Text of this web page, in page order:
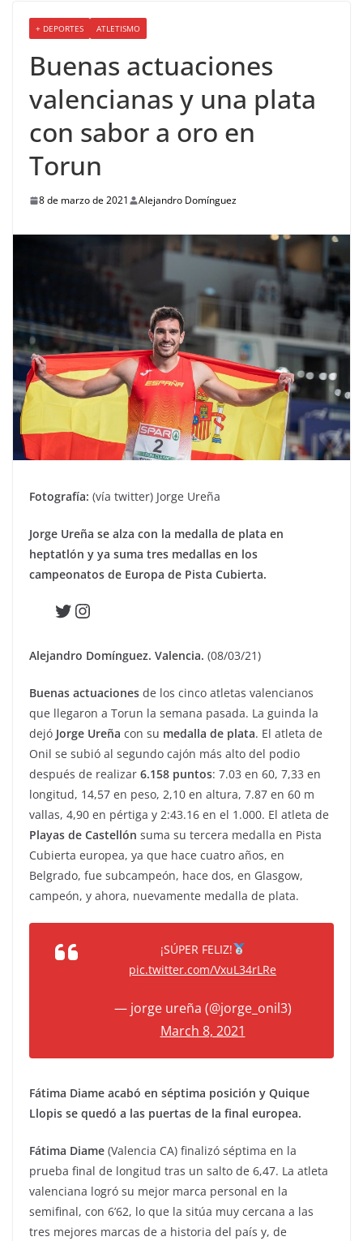
+ DEPORTES ATLETISMO
Buenas actuaciones
valencianas y una plata
con sabor a oro en
Torun
8 de marzo de 2021 Alejandro Domínguez
Fotografía: (vía twitter) Jorge Ureña
Jorge Ureña se alza con la medalla de plata en
heptatlón y ya suma tres medallas en los
campeonatos de Europa de Pista Cubierta.
Twitter
Instagram
Alejandro Domínguez. Valencia. (08/03/21)
Buenas actuaciones de los cinco atletas valencianos
que llegaron a Torun la semana pasada. La guinda la
dejó Jorge Ureña con su medalla de plata. El atleta de
Onil se subió al segundo cajón más alto del podio
después de realizar 6.158 puntos: 7.03 en 60, 7,33 en
longitud, 14,57 en peso, 2,10 en altura, 7.87 en 60 m
vallas, 4,90 en pértiga y 2:43.16 en el 1.000. El atleta de
Playas de Castellón suma su tercera medalla en Pista
Cubierta europea, ya que hace cuatro años, en
Belgrado, fue subcampeón, hace dos, en Glasgow,
campeón, y ahora, nuevamente medalla de plata.
¡SÚPER FELIZ!
pic.twitter.com/VxuL34rLRe
— jorge ureña (@jorge_onil3)
March 8, 2021
Fátima Diame acabó en séptima posición y Quique
Llopis se quedó a las puertas de la final europea.
Fátima Diame (Valencia CA) finalizó séptima en la
prueba final de longitud tras un salto de 6,47. La atleta
valenciana logró su mejor marca personal en la
semifinal, con 6’62, lo que la sitúa muy cercana a las
tres mejores marcas de a historia del país y, de